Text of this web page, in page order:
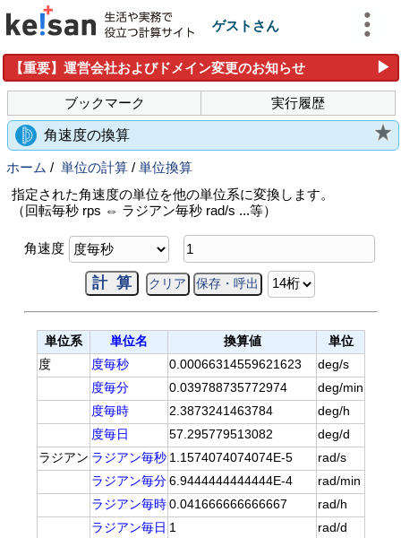
ゲストさん
【重要】運営会社およびドメイン変更のお知らせ ▶
ブックマーク 実行履歴
角速度の換算
ホーム / 単位の計算 / 単位換算
指定された角速度の単位を他の単位系に変換します。
（回転毎秒 rps ⇔ ラジアン毎秒 rad/s ...等）
角速度
単位系 単位名 換算値
単位
度
度毎秒 0.00066314559621623
deg/s
度毎分
0.039788735772974
deg/min
度毎時
2.3873241463784
deg/h
度毎日
57.295779513082
deg/d
ラジアン ラジアン毎秒 1.1574074074074E-5
rad/s
ラジアン毎分 6.9444444444444E-4
rad/min
ラジアン毎時 0.041666666666667
rad/h
ラジアン毎日 1
rad/d